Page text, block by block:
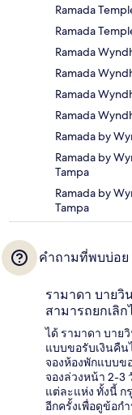
Ramada
Ramada
Ramada
Ramada
Ramada
Ramada
Ramada by
Ramada by
Tampa
Ramada by
Tampa
คำถามที่พบบ่อย
รามาดา บายวิ
สามารถยกเลิ
ได้ รามาดา บาย
แบบขอรับเงินคืน
จองห้องพักแบบข
จองล่วงหน้า 2-
แต่ละแห่ง ทั้งนี้ ก
อีกครั้งเพื่อดูข้อก